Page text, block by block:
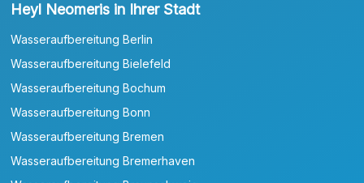
Heyl Neomeris in Ihrer Stadt
Wasseraufbereitung Berlin
Wasseraufbereitung Bielefeld
Wasseraufbereitung Bochum
Wasseraufbereitung Bonn
Wasseraufbereitung Bremen
Wasseraufbereitung Bremerhaven